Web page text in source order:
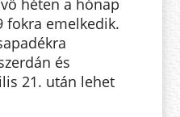
fokra emelkedik.
és
21. után lehet